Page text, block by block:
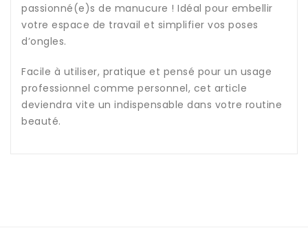
passionné(e)s de manucure ! Idéal pour embellir
votre espace de travail et simplifier vos poses
d’ongles.
Facile à utiliser, pratique et pensé pour un usage
professionnel comme personnel, cet article
deviendra vite un indispensable dans votre routine
beauté.